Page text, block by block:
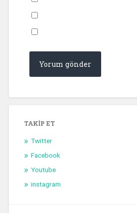
TAKIP ET
Twitter
Facebook
Youtube
instagram